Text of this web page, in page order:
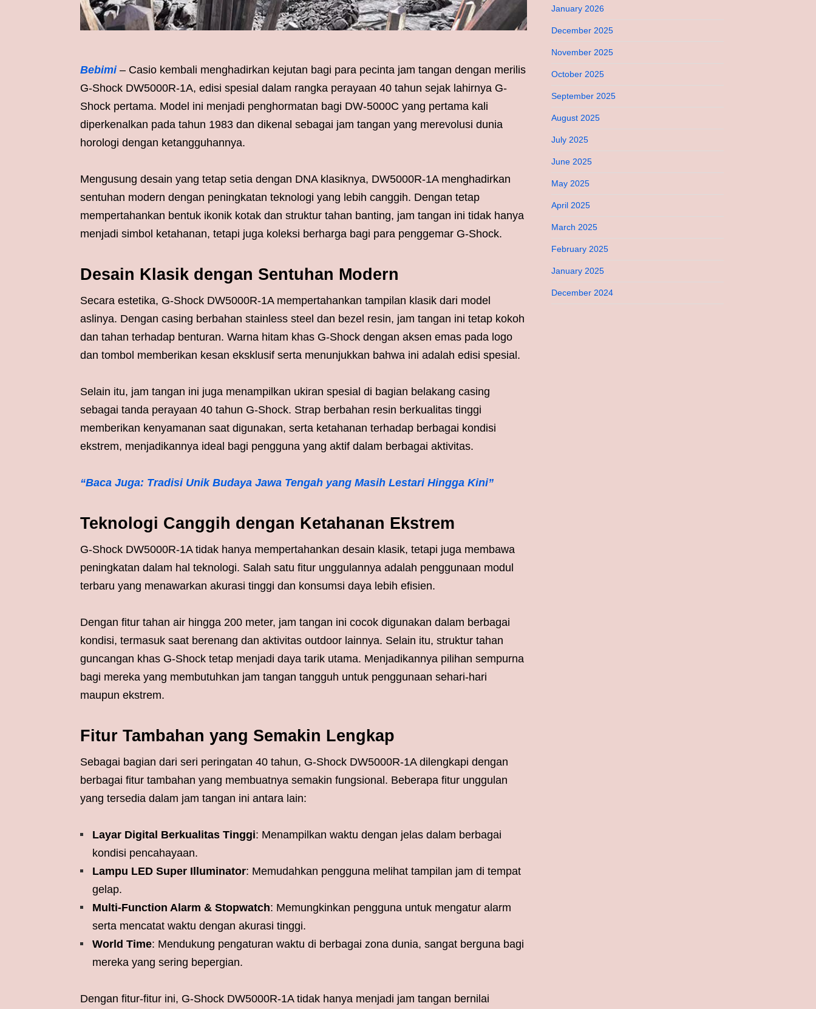
Bebimi– Casio kembali menghadirkan kejutan bagi para pecinta jam tangan dengan merilis
G-Shock DW5000R-1A, edisi spesial dalam rangka perayaan 40 tahun sejak lahirnya G-
Shock pertama. Model ini menjadi penghormatan bagi DW-5000C yang pertama kali
diperkenalkan pada tahun 1983 dan dikenal sebagai jam tangan yang merevolusi dunia
horologi dengan ketangguhannya.
Mengusung desain yang tetap setia dengan DNA klasiknya, DW5000R-1A menghadirkan
sentuhan modern dengan peningkatan teknologi yang lebih canggih. Dengan tetap
mempertahankan bentuk ikonik kotak dan struktur tahan banting, jam tangan ini tidak hanya
menjadi simbol ketahanan, tetapi juga koleksi berharga bagi para penggemar G-Shock.
Desain Klasik dengan Sentuhan Modern
Secara estetika, G-Shock DW5000R-1A mempertahankan tampilan klasik dari model
aslinya. Dengan casing berbahan stainless steel dan bezel resin, jam tangan ini tetap kokoh
dan tahan terhadap benturan. Warna hitam khas G-Shock dengan aksen emas pada logo
dan tombol memberikan kesan eksklusif serta menunjukkan bahwa ini adalah edisi spesial.
Selain itu, jam tangan ini juga menampilkan ukiran spesial di bagian belakang casing
sebagai tanda perayaan 40 tahun G-Shock. Strap berbahan resin berkualitas tinggi
memberikan kenyamanan saat digunakan, serta ketahanan terhadap berbagai kondisi
ekstrem, menjadikannya ideal bagi pengguna yang aktif dalam berbagai aktivitas.
“Baca Juga: Tradisi Unik Budaya Jawa Tengah yang Masih Lestari Hingga Kini”
Teknologi Canggih dengan Ketahanan Ekstrem
G-Shock DW5000R-1A tidak hanya mempertahankan desain klasik, tetapi juga membawa
peningkatan dalam hal teknologi. Salah satu fitur unggulannya adalah penggunaan modul
terbaru yang menawarkan akurasi tinggi dan konsumsi daya lebih efisien.
Dengan fitur tahan air hingga 200 meter, jam tangan ini cocok digunakan dalam berbagai
kondisi, termasuk saat berenang dan aktivitas outdoor lainnya. Selain itu, struktur tahan
guncangan khas G-Shock tetap menjadi daya tarik utama. Menjadikannya pilihan sempurna
bagi mereka yang membutuhkan jam tangan tangguh untuk penggunaan sehari-hari
maupun ekstrem.
Fitur Tambahan yang Semakin Lengkap
Sebagai bagian dari seri peringatan 40 tahun, G-Shock DW5000R-1A dilengkapi dengan
berbagai fitur tambahan yang membuatnya semakin fungsional. Beberapa fitur unggulan
yang tersedia dalam jam tangan ini antara lain:
Layar Digital Berkualitas Tinggi: Menampilkan waktu dengan jelas dalam berbagai
kondisi pencahayaan.
Lampu LED Super Illuminator: Memudahkan pengguna melihat tampilan jam di tempat
gelap.
Multi-Function Alarm & Stopwatch: Memungkinkan pengguna untuk mengatur alarm
serta mencatat waktu dengan akurasi tinggi.
World Time: Mendukung pengaturan waktu di berbagai zona dunia, sangat berguna bagi
mereka yang sering bepergian.
Dengan fitur-fitur ini, G-Shock DW5000R-1A tidak hanya menjadi jam tangan bernilai
January 2026
December 2025
November 2025
October 2025
September 2025
August 2025
July 2025
June 2025
May 2025
April 2025
March 2025
February 2025
January 2025
December 2024